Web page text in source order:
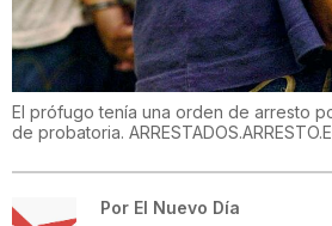
El prófugo tenía una orden de arresto
de probatoria.
Por El Nuevo Día